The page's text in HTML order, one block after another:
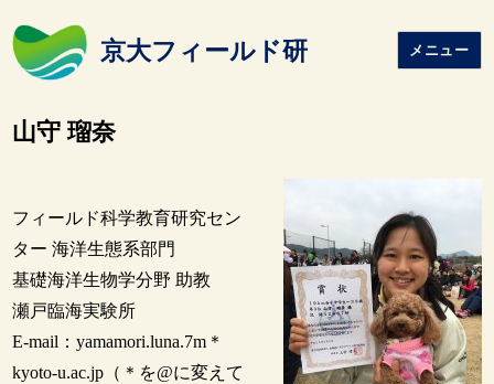
京大フィールド研 メニュー
山守 瑠奈
フィールド科学教育研究セン
ター 海洋生態系部門
基礎海洋生物学分野 助教
瀬戸臨海実験所
E-mail：yamamori.luna.7m＊
kyoto-u.ac.jp（＊を@に変えて